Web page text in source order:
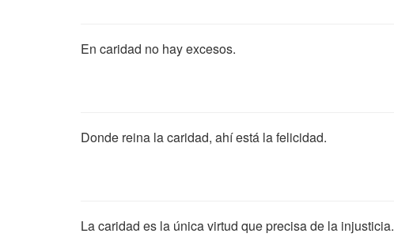
En caridad no hay excesos.
Donde reina la caridad, ahí está la felicidad.
La caridad es la única virtud que precisa de la injusticia.